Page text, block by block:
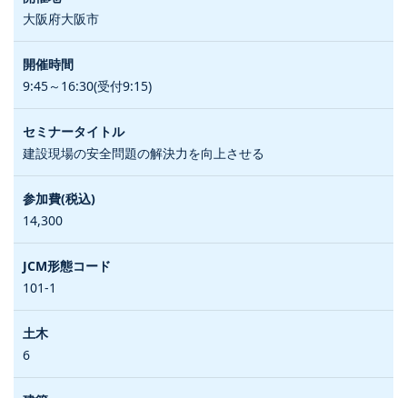
大阪府大阪市
9:45～16:30(受付9:15)
建設現場の安全問題の解決力を向上させる
14,300
101-1
6